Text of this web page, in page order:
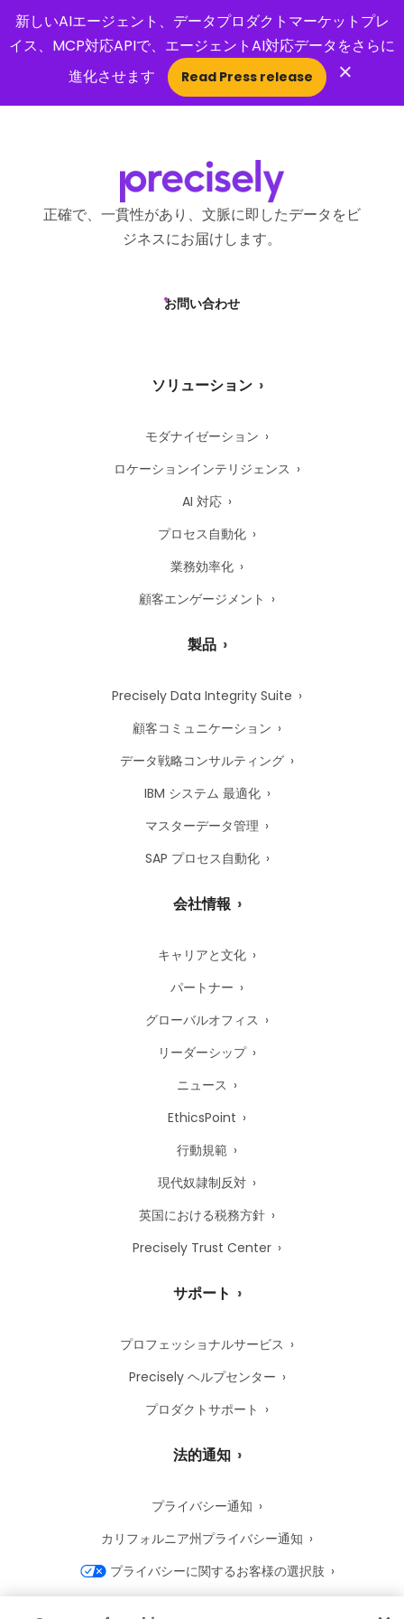
新しいAIエージェント、データプロダクトマーケットプレ
イス、MCP対応APIで、エージェントAI対応データをさらに
進化させます
Read Press release ×
正確で、一貫性があり、文脈に即したデータをビ
ジネスにお届けします。
お問い合わせ
ソリューション
モダナイゼーション
ロケーションインテリジェンス
AI 対応
プロセス自動化
業務効率化
顧客エンゲージメント
製品
Precisely Data Integrity Suite
顧客コミュニケーション
データ戦略コンサルティング
IBM システム 最適化
マスターデータ管理
SAP プロセス自動化
会社情報
キャリアと文化
パートナー
グローバルオフィス
リーダーシップ
ニュース
EthicsPoint
行動規範
現代奴隷制反対
英国における税務方針
Precisely Trust Center
サポート
プロフェッショナルサービス
Precisely ヘルプセンター
プロダクトサポート
法的通知
プライバシー通知
カリフォルニア州プライバシー通知
プライバシーに関するお客様の選択肢